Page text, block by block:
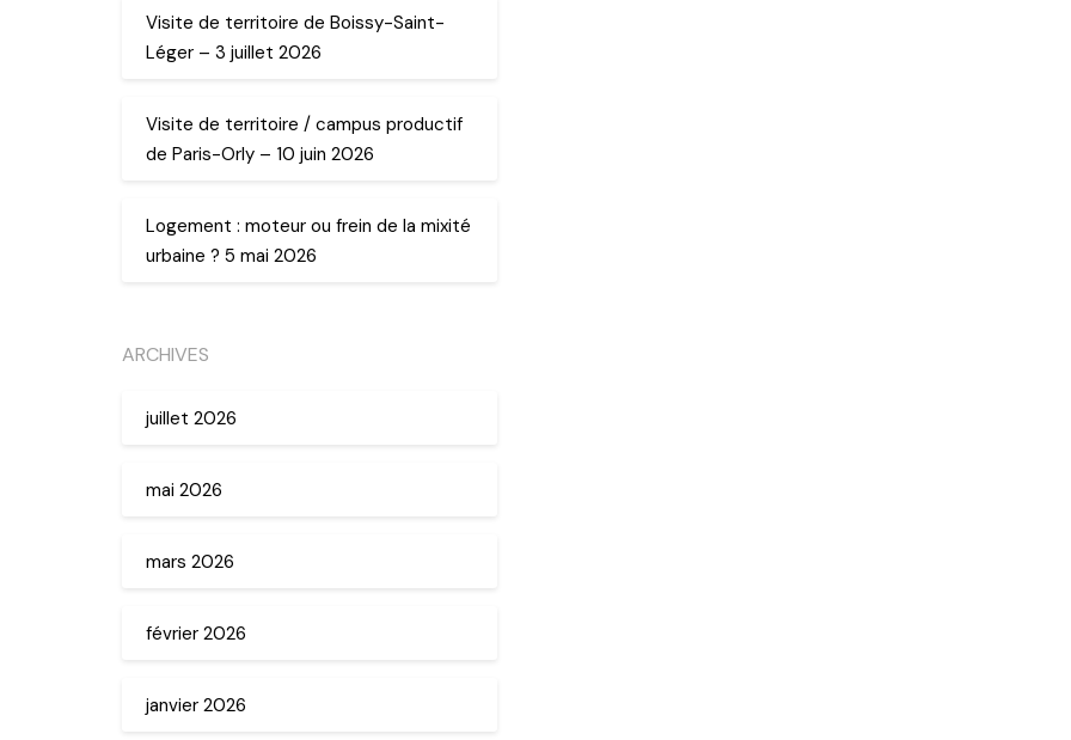
Visite de territoire de Boissy-Saint-
Léger – 3 juillet 2026
Visite de territoire / campus productif
de Paris-Orly – 10 juin 2026
Logement : moteur ou frein de la mixité
urbaine ? 5 mai 2026
ARCHIVES
juillet 2026
mai 2026
mars 2026
février 2026
janvier 2026